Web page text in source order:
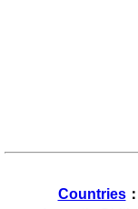
Countries：